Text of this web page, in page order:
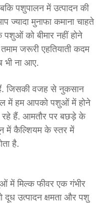
पशुपालन में उत्पादन की
ज्यादा मुनाफा कमाना चाहते
पशुओं को बीमार नहीं होने
जरूरी एहतियाती कदम
भी ना आए.
हैं. जिसकी वजह से नुकसान
में हम आपको पशुओं में होने
रहे हैं. आमतौर पर बछड़े के
कैल्शियम के स्तर में
है.
में मिल्क फीवर एक गंभीर
दूध उत्पादन क्षमता और पशु